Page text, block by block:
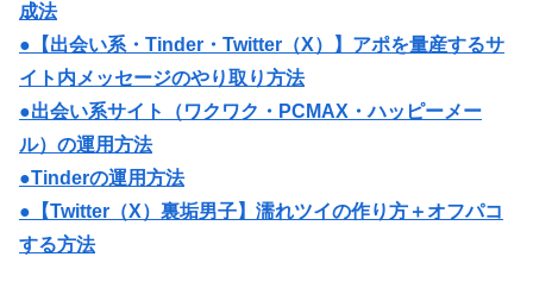
成法
●【出会い系・Tinder・Twitter（X）】アポを量産するサ
イト内メッセージのやり取り方法
●出会い系サイト（ワクワク・PCMAX・ハッピーメー
ル）の運用方法
●Tinderの運用方法
●【Twitter（X）裏垢男子】濡れツイの作り方＋オフパコ
する方法